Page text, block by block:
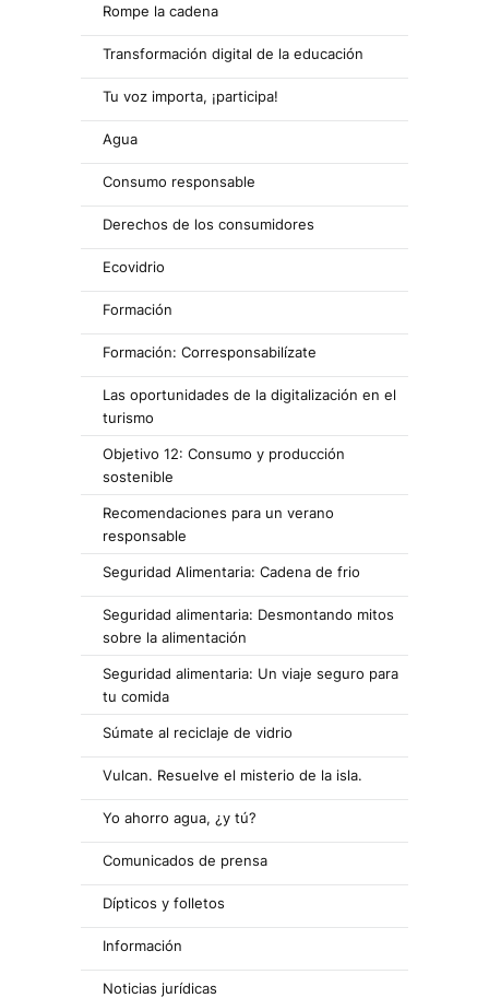
Rompe la cadena
Transformación digital de la educación
Tu voz importa, ¡participa!
Agua
Consumo responsable
Derechos de los consumidores
Ecovidrio
Formación
Formación: Corresponsabilízate
Las oportunidades de la digitalización en el
turismo
Objetivo 12: Consumo y producción
sostenible
Recomendaciones para un verano
responsable
Seguridad Alimentaria: Cadena de frio
Seguridad alimentaria: Desmontando mitos
sobre la alimentación
Seguridad alimentaria: Un viaje seguro para
tu comida
Súmate al reciclaje de vidrio
Vulcan. Resuelve el misterio de la isla.
Yo ahorro agua, ¿y tú?
Comunicados de prensa
Dípticos y folletos
Información
Noticias jurídicas